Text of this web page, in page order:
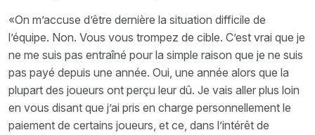
«On m’accuse d’être dernière la situation difficile de
l’équipe. Non. Vous vous trompez de cible. C’est vrai que je
ne me suis pas entraîné pour la simple raison que je ne suis
pas payé depuis une année. Oui, une année alors que la
plupart des joueurs ont perçu leur dû. Je vais aller plus loin
en vous disant que j’ai pris en charge personnellement le
paiement de certains joueurs, et ce, dans l’intérêt de